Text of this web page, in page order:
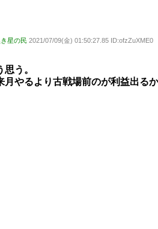
星の民 2021/07/09(金) 01:50:27.85 ID:ofzZuXME0
う。
月やるより古戦場前のが利益出る